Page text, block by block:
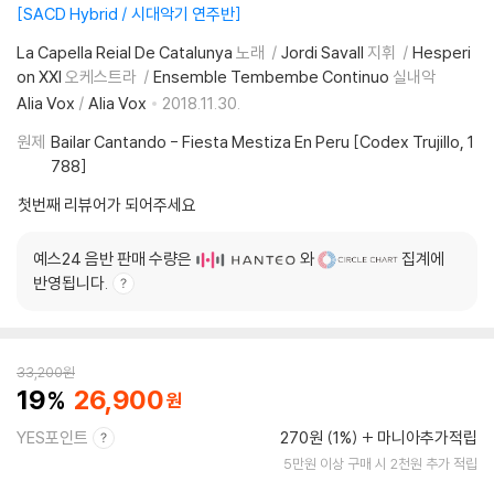
SACD Hybrid / 시대악기 연주반
La Capella Reial De Catalunya 노래 Jordi Savall 지휘
Hesperi
on XXI 오케스트라 Ensemble Tembembe Continuo 실내악
Alia Vox / Alia Vox
2018.11.30.
원제 Bailar Cantando - Fiesta Mestiza En Peru [Codex Trujillo, 1
788]
첫번째 리뷰어가 되어주세요
예스24 음반 판매 수량은 와
집계에
반영됩니다.
33,200원
19 26,900
YES포인트 270원 (1%) 마니아추가적립
5만원 이상 구매 시 2천원 추가 적립